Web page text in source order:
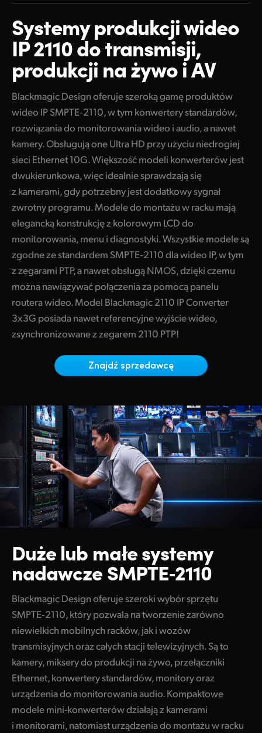
France
Germany
India
Japan
Korea
Mexico
Malaysia
New Zealand
Norway
Polska
Portugal
South Africa
Spain
Sweden
Chinese Taipei
Turkey
Ukraine
United States
Modele Mini lub do montażu w racku
Produkty Ethernet 10G
Konwertery o wysokiej rozdzielczości
Blackmagic 2110 IP Converter 3x3G
Konwertery Ultra HD Ethernet 10G
Blackmagic 2110 IP Mini IP to HDMI
Blackmagic 2110 IP Mini IP to HDMI SFP
Blackmagic 2110 IP SDI to HDMI 12G
Blackmagic 2110 IP Mini BiDirect 12G
Blackmagic 2110 IP Mini BiDirect 12G SFP
Blackmagic 2110 IP Converter 4x12G PWR
Blackmagic 2110 IP Converter 8x12G SFP
Zaawansowana konwersja standardów
Blackmagic 2110 IP UpDownCross 12G
Blackmagic 2110 IP Presentation Converter
Monitorowanie Ultra HD
Blackmagic Audio Monitor 12G G3
Kamery Ultra HD
Blackmagic Studio Camera Pro
Blackmagic URSA Cine 12K LF
Redundantne produkty 10G
Blackmagic 2110 IP SDI to HDMI 12G‑10
Redundantne produkty 100G
Konwertery
Blackmagic StudioBridge 10G PWR
Blackmagic StudioBridge 100G
Blackmagic SDI Expander 8x12G
Konwersja standardów
Blackmagic UpDownCross 100G
Systemy produkcjiwideo
IP 2110do transmisji,
produkcji nażywo i AV
Blackmagic Design oferuje szeroką gamę produktów
wideo IP SMPTE‑2110, w tym konwertery standardów,
rozwiązania do monitorowania wideo i audio, a nawet
kamery. Obsługują one Ultra HD przy użyciu niedrogiej
sieci Ethernet 10G. Większość modeli konwerterów jest
dwukierunkowa, więc idealnie sprawdzają się
z kamerami, gdy potrzebny jest dodatkowy sygnał
zwrotny programu. Modele do montażu w racku mają
elegancką konstrukcję z kolorowym LCDdo
monitorowania,menu i diagnostyki. Wszystkie modele są
zgodne ze standardem SMPTE‑2110 dla wideo IP, w tym
z zegarami PTP, a nawet obsługą NMOS, dzięki czemu
można nawiązywać połączenia za pomocą panelu
routera wideo. Model Blackmagic 2110 IP Converter
3x3G posiada nawet referencyjne wyjście wideo,
zsynchronizowane z zegarem 2110 PTP!
Znajdź sprzedawcę
Duże lub małesystemy
nadawcze SMPTE‑2110
Blackmagic Design oferuje szeroki wybór sprzętu
SMPTE‑2110, który pozwala na tworzenie zarówno
niewielkich mobilnych racków, jak i wozów
transmisyjnych oraz całych stacji telewizyjnych. Są to
kamery, miksery do produkcji na żywo, przełączniki
Ethernet, konwertery standardów, monitory oraz
urządzenia do monitorowania audio. Kompaktowe
modele mini-konwerterów działają z kamerami
i monitorami, natomiast urządzenia do montażu w racku